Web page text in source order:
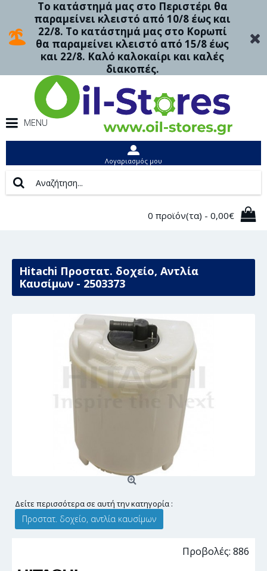
Το κατάστημά μας στο Περιστέρι θα
παραμείνει κλειστό από 10/8 έως και
22/8. Το κατάστημά μας στο Κορωπί
θα παραμείνει κλειστό από 15/8 έως
και 22/8. Καλό καλοκαίρι και καλές
διακοπές.
MENU
Λογαριασμός μου
0 προϊόν(τα) - 0,00€
Hitachi Προστατ. δοχείο, Αντλία
Καυσίμων - 2503373
Δείτε περισσότερα σε αυτή την κατηγορία :
Προστατ. δοχείο, αντλία καυσίμων
Προβολές: 886